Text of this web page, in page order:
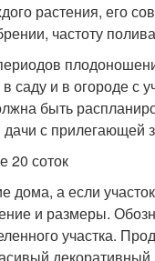
растения, его
частоту
саду и в огороде с
быть
дачи с прилегающей
20 соток
дома, а если
и размеры.
участка.